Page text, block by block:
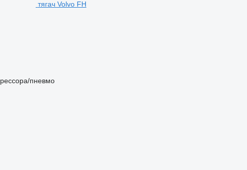
тягач Volvo FH
рессора/пневмо